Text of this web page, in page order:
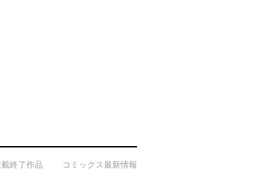
終了作品 コミックス最新情報